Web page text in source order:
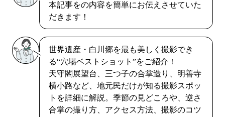
本記事をの内容を簡単にお伝えさせていた
だきます！
世界遺産・白川郷を最も美しく撮影でき
る“穴場ベストショット”をご紹介！
天守閣展望台、三つ子の合掌造り、明善寺
横小路など、地元民だけが知る撮影スポッ
トを詳細に解説。季節の見どころや、逆さ
合掌の撮り方、アクセス方法、撮影のコツ